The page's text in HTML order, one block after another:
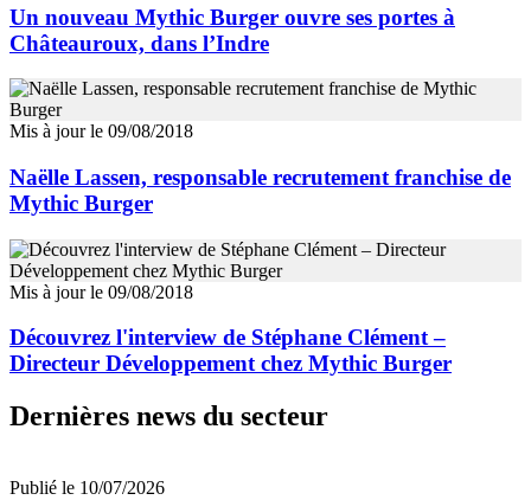
Un nouveau Mythic Burger ouvre ses portes à
Châteauroux, dans l’Indre
Mis à jour le 09/08/2018
Naëlle Lassen, responsable recrutement franchise de
Mythic Burger
Mis à jour le 09/08/2018
Découvrez l'interview de Stéphane Clément –
Directeur Développement chez Mythic Burger
Dernières news du secteur
Publié le 10/07/2026